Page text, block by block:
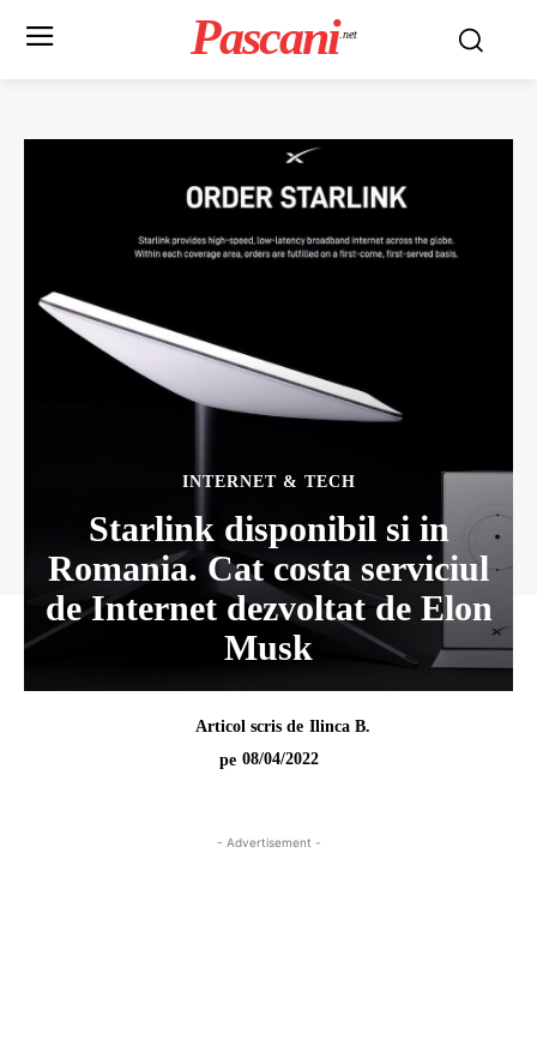
Pascani .net
INTERNET & TECH
Starlink disponibil si in
Romania. Cat costa serviciul
de Internet dezvoltat de Elon
Musk
Articol scris de Ilinca B.
pe 08/04/2022
- Advertisement -